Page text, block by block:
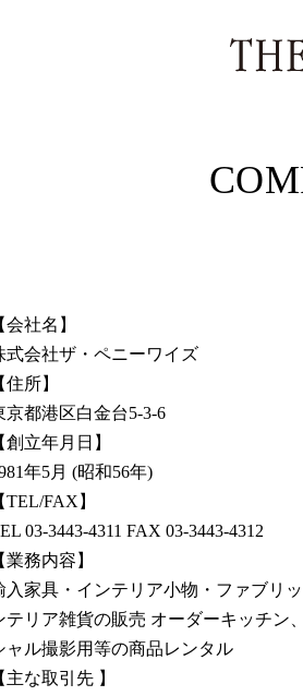
会社名】
式会社ザ・ペニーワイズ
住所】
京都港区白金台5-3-6
創立年月日】
年5月 (昭和56年)
TEL/FAX】
03-3443-4311 FAX 03-3443-4312
業務内容】
入家具・インテリア小物・ファブリ
テリア雑貨の販売 オーダーキッチン
ャル撮影用等の商品レンタル
主な取引先 】